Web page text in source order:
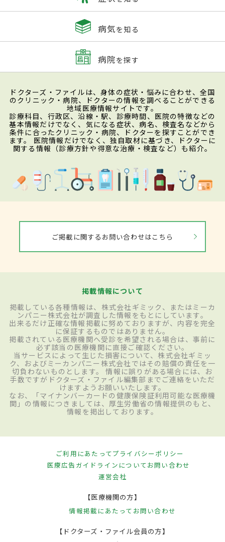
病気を知る
病院を探す
ドクターズ・ファイルは、身体の症状・悩みに合わせ、全国
のクリニック・病院、ドクターの情報を調べることができる
地域医療情報サイトです。
診療科目、行政区、沿線・駅、診療時間、医院の特徴などの
基本情報だけでなく、気になる症状、病名、検査名などから
条件に合ったクリニック・病院、ドクターを探すことができ
ます。 医院情報だけでなく、独自取材に基づき、ドクターに
関する情報（診療方針や得意な治療・検査など）も紹介。
ご掲載に関するお問い合わせはこちら
掲載情報について
掲載している各種情報は、株式会社ギミック、またはミーカ
ンパニー株式会社が調査した情報をもとにしています。
出来るだけ正確な情報掲載に努めておりますが、内容を完全
に保証するものではありません。
掲載されている医療機関へ受診を希望される場合は、事前に
必ず該当の医療機関に直接ご確認ください。
当サービスによって生じた損害について、株式会社ギミッ
ク、およびミーカンパニー株式会社ではその賠償の責任を一
切負わないものとします。 情報に誤りがある場合には、お
手数ですがドクターズ・ファイル編集部までご連絡をいただ
けますようお願いいたします。
なお、「マイナンバーカードの健康保険証利用可能な医療機
関」の情報につきましては、厚生労働省の情報提供のもと、
情報を掲出しております。
ご利用にあたってプライバシーポリシー
医療広告ガイドラインについてお問い合わせ
運営会社
【医療機関の方】
情報掲載にあたって お問い合わせ
【ドクターズ・ファイル会員の方】